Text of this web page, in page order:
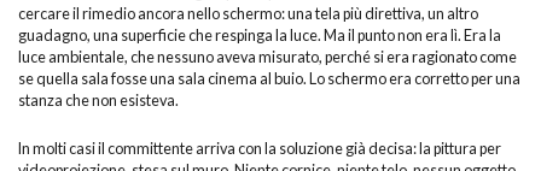
cercare il rimedio ancora nello schermo: una tela più direttiva, un altro
guadagno, una superficie che respinga la luce. Ma il punto non era lì. Era la
luce ambientale, che nessuno aveva misurato, perché si era ragionato come
se quella sala fosse una sala cinema al buio. Lo schermo era corretto per una
stanza che non esisteva.
In molti casi il committente arriva con la soluzione già decisa: la pittura per